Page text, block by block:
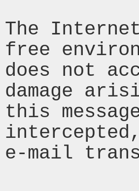
The
free
does not
damage
this